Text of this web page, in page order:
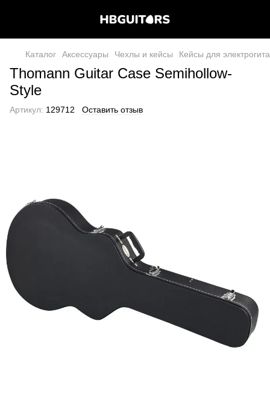
Каталог Аксессуары Чехлы и кейсы Кейсы для
Thomann Guitar Case Semihollow-
Style
Артикул: 129712 Оставить отзыв